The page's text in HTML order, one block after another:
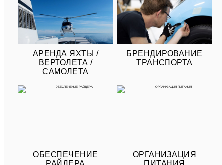
АРЕНДА ЯХТЫ /
ВЕРТОЛЕТА /
САМОЛЕТА
БРЕНДИРОВАНИЕ
ТРАНСПОРТА
ОБЕСПЕЧЕНИЕ
РАЙДЕРА
ОРГАНИЗАЦИЯ
ПИТАНИЯ